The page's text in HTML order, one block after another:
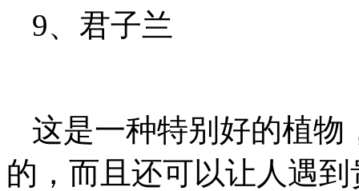
9、君子兰
这是一种特别好的植物
的，而且还可以让人遇